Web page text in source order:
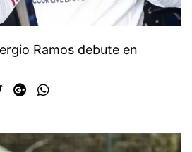
Ramos debute en